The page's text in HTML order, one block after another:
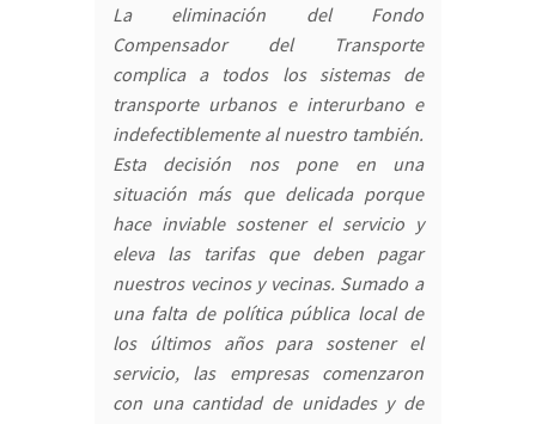
La eliminación del Fondo
Compensador del Transporte
complica a todos los sistemas de
transporte urbanos e interurbano e
indefectiblemente al nuestro también.
Esta decisión nos pone en una
situación más que delicada porque
hace inviable sostener el servicio y
eleva las tarifas que deben pagar
nuestros vecinos y vecinas. Sumado a
una falta de política pública local de
los últimos años para sostener el
servicio, las empresas comenzaron
con una cantidad de unidades y de